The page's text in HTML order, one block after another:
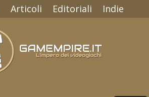
Articoli Editoriali Indie